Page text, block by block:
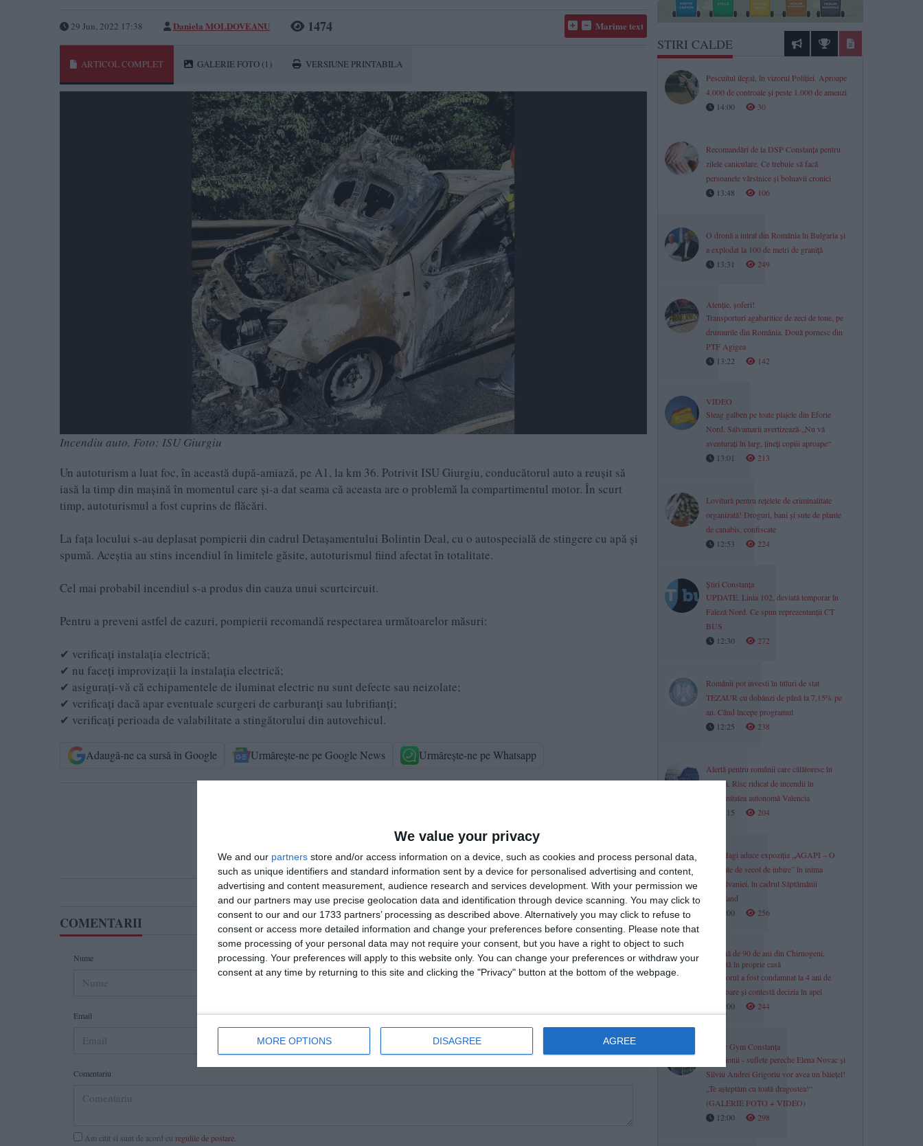
We value your privacy
We and our partners store and/or access information on a device, such as cookies and process personal data,
such as unique identifiers and standard information sent by a device for personalised advertising and content,
advertising and content measurement, audience research and services development. With your permission we
and our partners may use precise geolocation data and identification through device scanning. You may click to
consent to our and our 1733 partners’ processing as described above. Alternatively you may click to refuse to
consent or access more detailed information and change your preferences before consenting.
Please note that
some processing of your personal data may not require your consent, but you have a right to object to such
processing. Your preferences will apply to this website only. You can change your preferences or withdraw your
consent at any time by returning to this site and clicking the "Privacy" button at the bottom of the webpage.
MORE OPTIONS DISAGREE AGREE
29 Jun, 2022 17:38 Daniela MOLDOVEANU 1474 Marime text
ARTICOL COMPLET GALERIE FOTO (1) VERSIUNE PRINTABILA
Incendiu auto. Foto: ISU Giurgiu
Un autoturism a luat foc, în această după-amiază, pe A1, la km 36. Potrivit ISU Giurgiu, conducătorul auto a reușit să
iasă la timp din mașină în momentul care și-a dat seama că aceasta are o problemă la compartimentul motor. În scurt
timp, autoturismul a fost cuprins de flăcări.
La fața locului s-au deplasat pompierii din cadrul Detașamentului Bolintin Deal, cu o autospecială de stingere cu apă și
spumă. Aceștia au stins incendiul în limitele găsite, autoturismul fiind afectat în totalitate.
Cel mai probabil incendiul s-a produs din cauza unui scurtcircuit.
Pentru a preveni astfel de cazuri, pompierii recomandă respectarea următoarelor măsuri:
✔ verificaţi instalaţia electrică;
✔ nu faceți improvizații la instalația electrică;
✔ asiguraţi-vă că echipamentele de iluminat electric nu sunt defecte sau neizolate;
✔ verificaţi dacă apar eventuale scurgeri de carburanți sau lubrifianți;
✔ verificați perioada de valabilitate a stingătorului din autovehicul.
Adaugă-ne ca sursă în Google Urmărește-ne pe Google News Urmărește-ne pe Whatsapp
COMENTARII
Nume
Email
Comentariu
Am citit si sunt de acord cu regulile de postare
STIRI CALDE
Pescuitul ilegal, în vizorul Poliției. Aproape
4.000 de controale și peste 1.000 de amenzi
14:00
30
Recomandări de la DSP Constanța pentru
zilele caniculare. Ce trebuie să facă
persoanele vârstnice și bolnavii cronici
13:48
106
O dronă a intrat din România în Bulgaria și
a explodat la 100 de metri de graniță
13:31
249
Atenție, șoferi!
Transporturi agabaritice de zeci de tone, pe
drumurile din România. Două pornesc din
PTF Agigea
13:22
142
VIDEO
Steag galben pe toate plajele din Eforie
Nord. Salvamarii avertizează-„Nu vă
aventurați în larg, țineți copiii aproape“
13:01
213
Lovitură pentru rețelele de criminalitate
organizată! Droguri, bani și sute de plante
de canabis, confiscate
12:53
224
Știri Constanța
UPDATE. Linia 102, deviată temporar în
Faleză Nord. Ce spun reprezentanții CT
BUS
12:30
272
Românii pot investi în titluri de stat
TEZAUR cu dobânzi de până la 7,15% pe
an. Când începe programul
12:25
238
Alertă pentru românii care călătoresc în
Spania. Risc ridicat de incendii în
Comunitatea autonomă Valencia
12:15
204
Kira Hagi aduce expoziția „AGAPI – O
jumătate de secol de iubire” în inima
Transilvaniei, în cadrul Săptămânii
Haferland
12:00
256
Bătrână de 90 de ani din Chirnogeni,
tâlhărită în proprie casă
Agresorul a fost condamnat la 4 ani de
închisoare și contestă decizia în apel
12:00
244
Power Gym Constanța
Campionii - suflete pereche Elena Novac și
Silviu Andrei Grigoriu vor avea un băiețel!
„Te așteptăm cu toată dragostea!“
(GALERIE FOTO + VIDEO)
12:00
298